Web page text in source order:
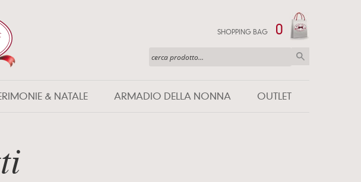
& NATALE ARMADIO DELLA NONNA OUTLET
SHOPPING BAG 0